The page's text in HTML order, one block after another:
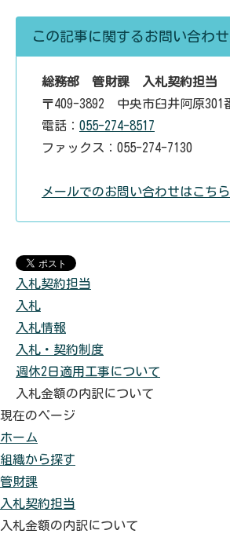
この記事に関するお問い合わ
総務部 管財課 入札契約担当
〒409-3892 中央市臼井阿原301
電話： 055-274-8517
ファックス：055-274-7130
メールでのお問い合わせはこちら
入札契約担当
入札
入札情報
入札・契約制度
週休2日適用工事について
入札金額の内訳について
現在のページ
ホーム
組織から探す
管財課
入札契約担当
入札金額の内訳について